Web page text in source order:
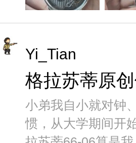
Yi_Tian
格拉苏蒂原
小弟我自小就对钟
惯，从大学期间开